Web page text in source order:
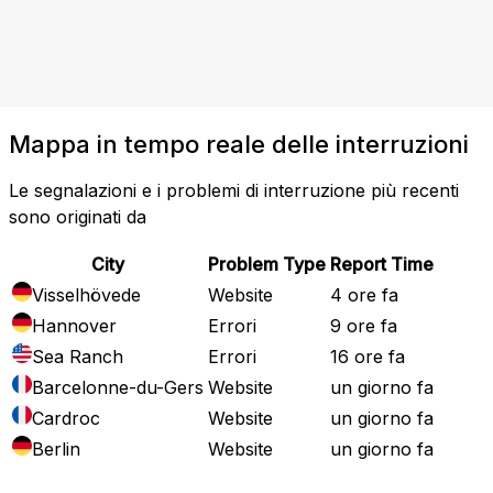
Mappa in tempo reale delle interruzioni
Le segnalazioni e i problemi di interruzione più recenti
sono originati da
City Problem Type Report Time
Visselhövede
Website
4 ore fa
Hannover
Errori
9 ore fa
Sea Ranch
Errori
16 ore fa
Barcelonne-du-Gers Website
un giorno fa
Cardroc
Website
un giorno fa
Berlin
Website
un giorno fa